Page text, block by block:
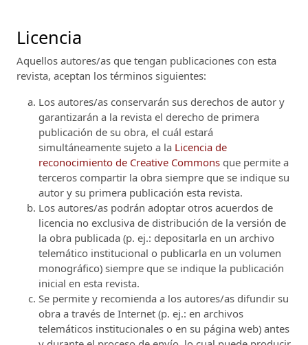
Licencia
Aquellos autores/as que tengan publicaciones con esta
revista, aceptan los términos siguientes:
Los autores/as conservarán sus derechos de autor y
garantizarán a la revista el derecho de primera
publicación de su obra, el cuál estará
simultáneamente sujeto a la Licencia de
reconocimiento de Creative Commons que permite a
terceros compartir la obra siempre que se indique su
autor y su primera publicación esta revista.
Los autores/as podrán adoptar otros acuerdos de
licencia no exclusiva de distribución de la versión de
la obra publicada (p. ej.: depositarla en un archivo
telemático institucional o publicarla en un volumen
monográfico) siempre que se indique la publicación
inicial en esta revista.
Se permite y recomienda a los autores/as difundir su
obra a través de Internet (p. ej.: en archivos
telemáticos institucionales o en su página web) antes